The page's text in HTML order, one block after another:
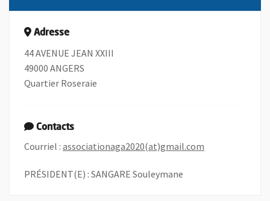
Adresse
44 AVENUE JEAN XXIII
49000 ANGERS
Quartier Roseraie
Contacts
Courriel : associationaga2020(at)gmail.com
PRÉSIDENT(E) : SANGARE Souleymane